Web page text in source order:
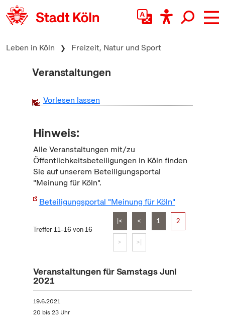
zum Inhalt springen
Leben in Köln Freizeit, Natur und Sport
Veranstaltungen
Vorlesen lassen
Hinweis:
Alle Veranstaltungen mit/zu
Öffentlichkeitsbeteiligungen in Köln finden
Sie auf unserem Beteiligungsportal
"Meinung für Köln".
Beteiligungsportal "Meinung für Köln"
Treffer 11–16 von 16
|< < 1 2
> >|
Veranstaltungen für Samstags Juni
2021
19.6.2021
20 bis 23 Uhr